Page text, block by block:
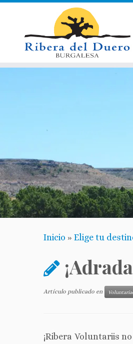
Inicio » Elige tu
Artículo publicado en
¡Ribera Voluntariis